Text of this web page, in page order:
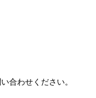
合わせください。